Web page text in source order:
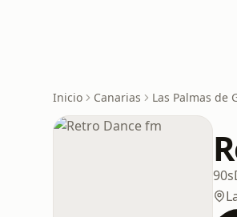
Inicio Canarias Las Palmas de
90s